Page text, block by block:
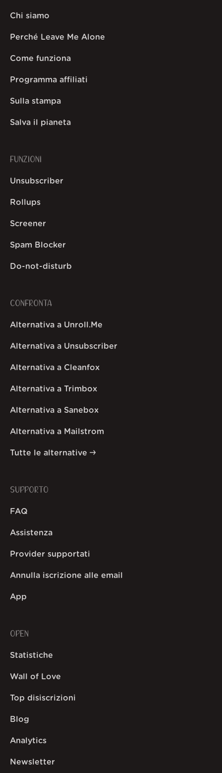
Chi siamo
Perché Leave Me Alone
Come funziona
Programma affiliati
Sulla stampa
Salva il pianeta
FUNZIONI
Unsubscriber
Rollups
Screener
Spam Blocker
Do-not-disturb
CONFRONTA
Alternativa a Unroll.Me
Alternativa a Unsubscriber
Alternativa a Cleanfox
Alternativa a Trimbox
Alternativa a Sanebox
Alternativa a Mailstrom
Tutte le alternative
SUPPORTO
FAQ
Assistenza
Provider supportati
Annulla iscrizione alle email
App
OPEN
Statistiche
Wall of Love
Top disiscrizioni
Blog
Analytics
Newsletter